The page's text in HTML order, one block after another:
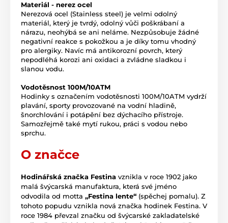
Materiál - nerez ocel
Nerezová ocel (Stainless steel) je velmi odolný
materiál, který je tvrdý, odolný vůči poškrábaní a
nárazu, neohýbá se ani neláme. Nezpůsobuje žádné
negativní reakce s pokožkou a je díky tomu vhodný
pro alergiky. Navíc má antikorozní povrch, který
nepodléhá korozi ani oxidaci a zvládne sladkou i
slanou vodu.
Vodotěsnost 100M/10ATM
Hodinky s označením vodotěsnosti 100M/10ATM vydrží
plavání, sporty provozované na vodní hladině,
šnorchlování i potápění bez dýchacího přístroje.
Samozřejmě také mytí rukou, práci s vodou nebo
sprchu.
O značce
Hodinářská značka Festina vznikla v roce 1902 jako
malá švýcarská manufaktura, která své jméno
odvodila od motta „Festina lente“ (spěchej pomalu). Z
tohoto popudu vznikla nová značka hodinek Festina. V
roce 1984 převzal značku od švýcarské zakladatelské